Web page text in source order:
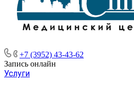
+7 (3952) 43-43-62
Запись онлайн
Услуги